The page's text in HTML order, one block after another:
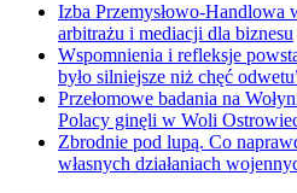
Izba Przemysłowo-Handlowa
arbitrażu i mediacji dla biznesu
Wspomnienia i refleksje
było silniejsze niż chęć
Przełomowe badania na
Polacy ginęli w Woli
Zbrodnie pod lupą. Co
własnych działaniach